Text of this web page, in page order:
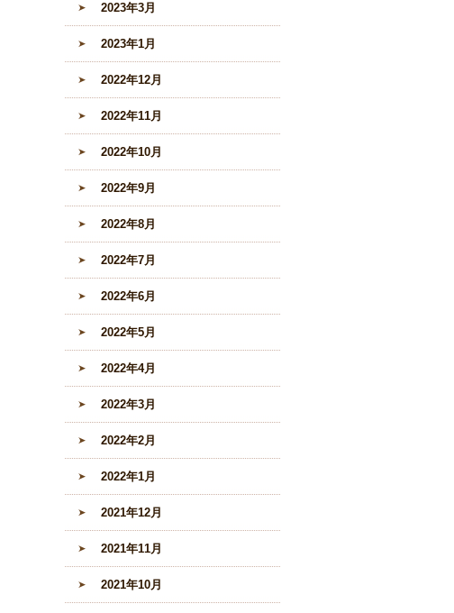
2023年3月
2023年1月
2022年12月
2022年11月
2022年10月
2022年9月
2022年8月
2022年7月
2022年6月
2022年5月
2022年4月
2022年3月
2022年2月
2022年1月
2021年12月
2021年11月
2021年10月